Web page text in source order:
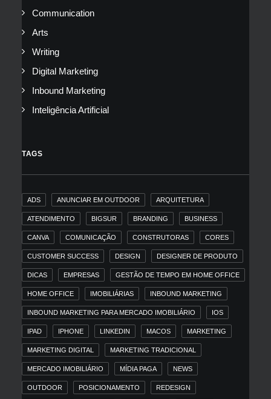
Communication
Arts
Writing
Digital Marketing
Inbound Marketing
Inteligência Artificial
TAGS
ADS ANUNCIAR EM OUTDOOR ARQUITETURA
ATENDIMENTO BIGSUR BRANDING BUSINESS
CANVA COMUNICAÇÃO CONSTRUTORAS CORES
CUSTOMER SUCCESS DESIGN DESIGNER DE PRODUTO
DICAS EMPRESAS GESTÃO DE TEMPO EM HOME OFFICE
HOME OFFICE IMOBILIÁRIAS INBOUND MARKETING
INBOUND MARKETING PARA MERCADO IMOBILIÁRIO IOS
IPAD IPHONE LINKEDIN MACOS MARKETING
MARKETING DIGITAL MARKETING TRADICIONAL
MERCADO IMOBILIÁRIO MÍDIA PAGA NEWS
OUTDOOR POSICIONAMENTO REDESIGN